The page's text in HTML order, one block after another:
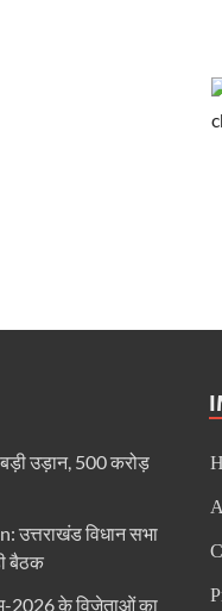
उड़ान, 500 करोड़
विधान सभा
बैठक
2026 के विजेताओं का